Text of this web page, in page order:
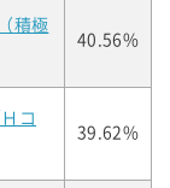
積極
40.56%
コ
39.62%